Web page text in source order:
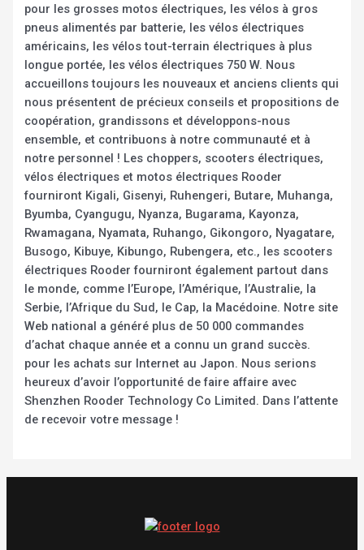
pour les grosses motos électriques, les vélos à gros
pneus alimentés par batterie, les vélos électriques
américains, les vélos tout-terrain électriques à plus
longue portée, les vélos électriques 750 W. Nous
accueillons toujours les nouveaux et anciens clients qui
nous présentent de précieux conseils et propositions de
coopération, grandissons et développons-nous
ensemble, et contribuons à notre communauté et à
notre personnel ! Les choppers, scooters électriques,
vélos électriques et motos électriques Rooder
fourniront Kigali, Gisenyi, Ruhengeri, Butare, Muhanga,
Byumba, Cyangugu, Nyanza, Bugarama, Kayonza,
Rwamagana, Nyamata, Ruhango, Gikongoro, Nyagatare,
Busogo, Kibuye, Kibungo, Rubengera, etc., les scooters
électriques Rooder fourniront également partout dans
le monde, comme l’Europe, l’Amérique, l’Australie, la
Serbie, l’Afrique du Sud, le Cap, la Macédoine. Notre site
Web national a généré plus de 50 000 commandes
d’achat chaque année et a connu un grand succès.
pour les achats sur Internet au Japon. Nous serions
heureux d’avoir l’opportunité de faire affaire avec
Shenzhen Rooder Technology Co Limited. Dans l’attente
de recevoir votre message !